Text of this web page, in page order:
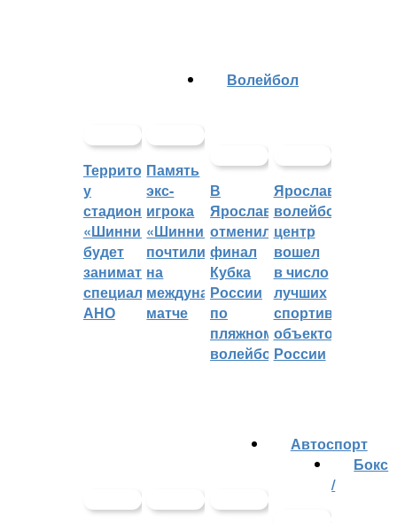
Территорией
у
стадиона
«Шинник»
будет
заниматься
специальное
АНО
Память
экс-
игрока
«Шинника»
почтили
на
международном
матче
Волейбол
В
Ярославле
отменили
финал
Кубка
России
по
пляжному
волейболу
Ярославский
волейбольный
центр
вошел
в число
лучших
спортивных
объектов
России
Автоспорт
Бокс
/